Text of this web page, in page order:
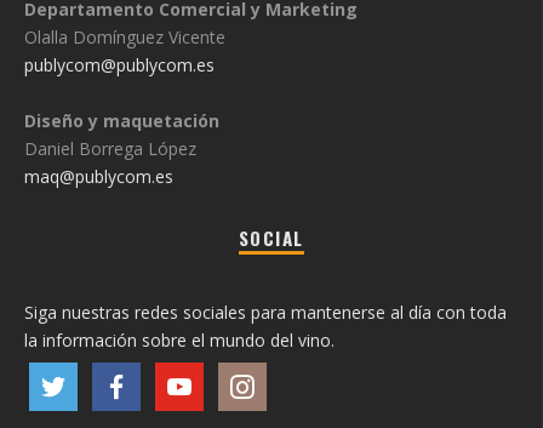
Departamento Comercial y Marketing
Olalla Domínguez Vicente
publycom@publycom.es
Diseño y maquetación
Daniel Borrega López
maq@publycom.es
SOCIAL
Siga nuestras redes sociales para mantenerse al día con toda
la información sobre el mundo del vino.